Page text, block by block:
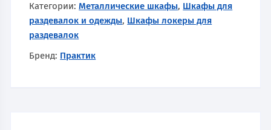
Категории:Металлические шкафы, Шкафы для
раздевалок и одежды, Шкафы локеры для
раздевалок
Бренд: Практик